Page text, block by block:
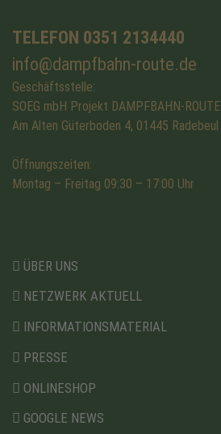
TELEFON 0351 2134440
info@dampfbahn-route.de
Geschäftsstelle:
SOEG mbH Projekt DAMPFBAHN-ROUTE
Am Alten Güterboden 4, 01445 Radebeul
Öffnungszeiten:
Montag – Freitag 09:30 – 17:00 Uhr
ÜBER UNS
NETZWERK AKTUELL
INFORMATIONSMATERIAL
PRESSE
ONLINESHOP
GOOGLE NEWS